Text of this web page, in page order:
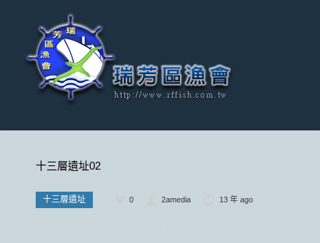
十三層遺址02
十三層遺址 0 2amedia 13 年 ago